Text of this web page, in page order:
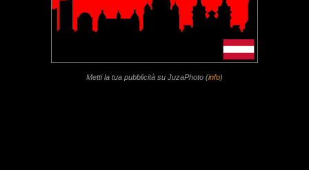
Metti la tua pubblicità su JuzaPhoto (info)